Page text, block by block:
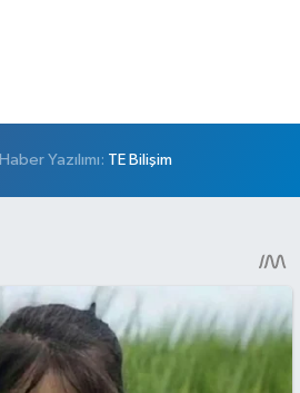
Haber Yazılımı: TE Bilişim